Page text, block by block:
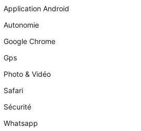
Application Android
Autonomie
Google Chrome
Gps
Photo & Vidéo
Safari
Sécurité
Whatsapp